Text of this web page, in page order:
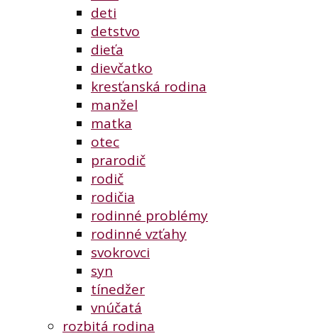
deti
detstvo
dieťa
dievčatko
kresťanská rodina
manžel
matka
otec
prarodič
rodič
rodičia
rodinné problémy
rodinné vzťahy
svokrovci
syn
tínedžer
vnúčatá
rozbitá rodina